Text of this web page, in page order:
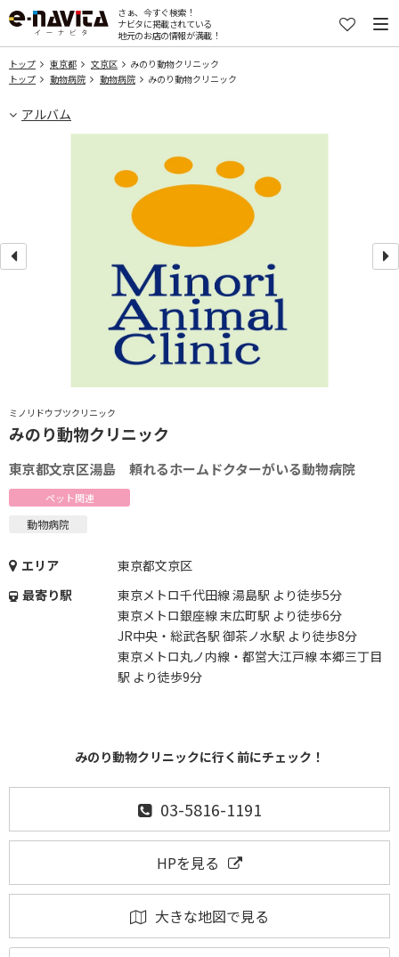
さぁ、今すぐ検索！
ナビタに掲載されている
地元のお店の情報が満載！
トップ 東京都 文京区
みのり動物クリニック
トップ
動物病院 動物病院 みのり動物クリニック
アルバム
ミノリドウブツクリニック
みのり動物クリニック
東京都文京区湯島 頼れるホームドクターがいる動物病院
ペット関連
動物病院
エリア
東京都文京区
最寄り駅
東京メトロ千代田線 湯島駅 より徒歩5分
東京メトロ銀座線 末広町駅 より徒歩6分
JR中央・総武各駅 御茶ノ水駅 より徒歩8分
東京メトロ丸ノ内線・都営大江戸線 本郷三丁目
駅 より徒歩9分
みのり動物クリニックに行く前にチェック！
03-5816-1191
HPを見る
大きな地図で見る